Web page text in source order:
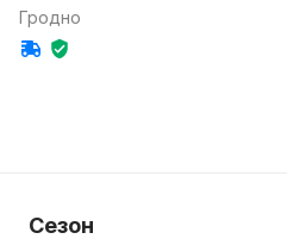
Гродно
Сезон